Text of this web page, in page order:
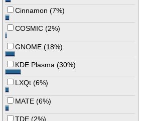
Cinnamon (7%)
COSMIC (2%)
GNOME (18%)
KDE Plasma (30%)
LXQt (6%)
MATE (6%)
TDE (2%)